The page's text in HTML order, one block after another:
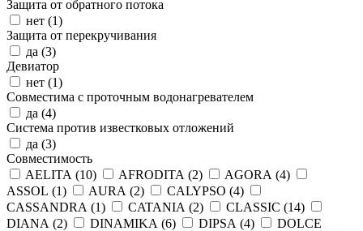
Защита от обратного потока
нет (1)
Защита от перекручивания
да (3)
Девиатор
нет (1)
Совместима с проточным водонагревателем
да (4)
Система против известковых отложений
да (3)
Совместимость
AELITA (10) AFRODITA (2) AGORA (4)
ASSOL (1) AURA (2) CALYPSO (4)
CASSANDRA (1) CATANIA (2) CLASSIC (14)
DIANA (2) DINAMIKA (6) DIPSA (4)
DOLCE